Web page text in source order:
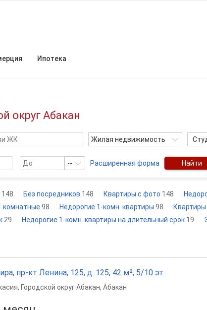
Ипотека
округ Абакан
Жилая недвижимость
-- Расширенная форма Найти
148 Без посредников 148 Квартиры с фото 148
комнатные 98 Недорогие 1-комн. квартиры 98
29 Недорогие 1-комн. квартиры на длительный срок 19
пр-кт Ленина, 125, д. 125, 42 м², 5/10 эт.
, Городской округ Абакан, Абакан